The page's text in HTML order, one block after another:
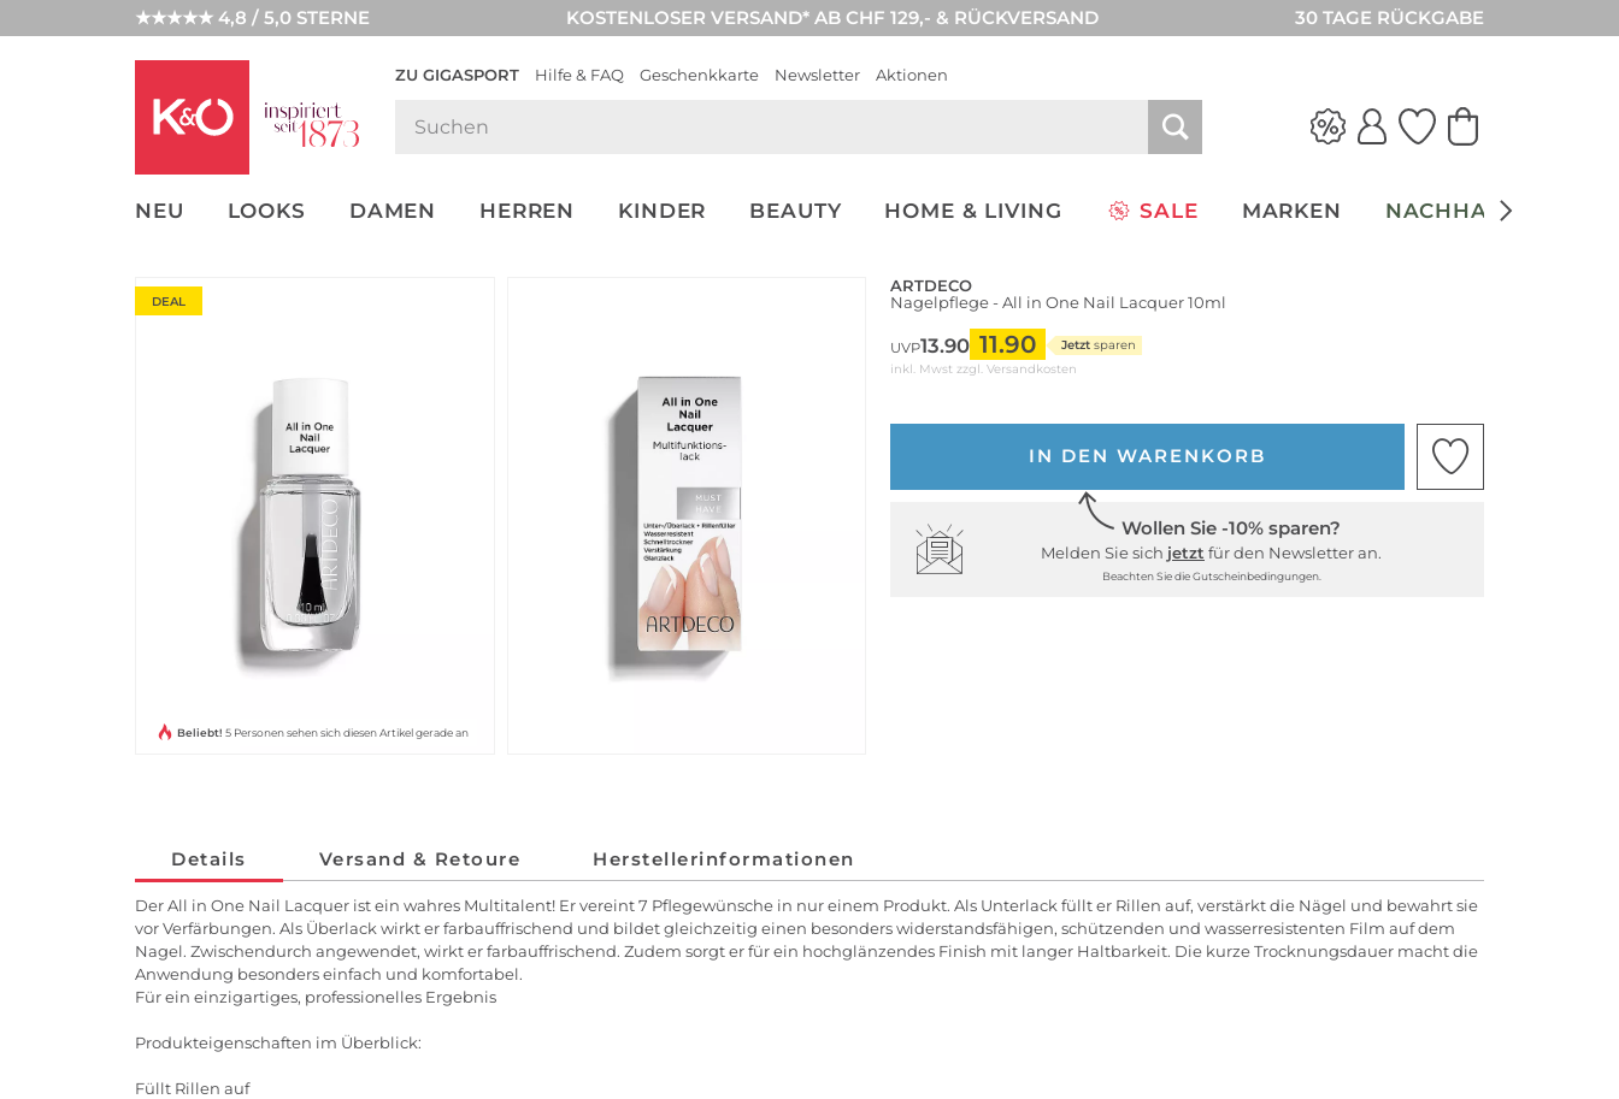
★★★★★ 4,8 / 5,0 STERNE KOSTENLOSER VERSAND* AB CHF 129,- & RÜCKVERSAND 30 TAGE RÜCKGABE
ZU GIGASPORT Hilfe & FAQ Geschenkkarte Newsletter Aktionen
NEU LOOKS DAMEN HERREN KINDER BEAUTY HOME & LIVING SALE MARKEN NACHHALTIGKEIT
NEW IN
WEDDING
DEAL
Beliebt! 5 Personen sehen sich diesen Artikel gerade an
ARTDECO
Nagelpflege - All in One Nail Lacquer 10ml
UVP13.90 11.90 Jetzt sparen
inkl. Mwst zzgl. Versandkosten
IN DEN WARENKORB
Wollen Sie -10% sparen?
Melden Sie sich jetzt für den Newsletter an.
Beachten Sie die Gutscheinbedingungen.
Details Versand & Retoure Herstellerinformationen
Der All in One Nail Lacquer ist ein wahres Multitalent! Er vereint 7 Pflegewünsche in nur einem Produkt. Als Unterlack füllt er Rillen auf, verstärkt die Nägel und bewahrt sie
vor Verfärbungen. Als Überlack wirkt er farbauffrischend und bildet gleichzeitig einen besonders widerstandsfähigen, schützenden und wasserresistenten Film auf dem
Nagel. Zwischendurch angewendet, wirkt er farbauffrischend. Zudem sorgt er für ein hochglänzendes Finish mit langer Haltbarkeit. Die kurze Trocknungsdauer macht die
Anwendung besonders einfach und komfortabel.
Für ein einzigartiges, professionelles Ergebnis
Produkteigenschaften im Überblick:
Füllt Rillen auf